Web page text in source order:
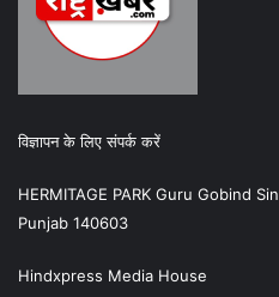
विज्ञापन के लिए संपर्क करें
HERMITAGE PARK Guru Gobind
Punjab 140603
Hindxpress Media House